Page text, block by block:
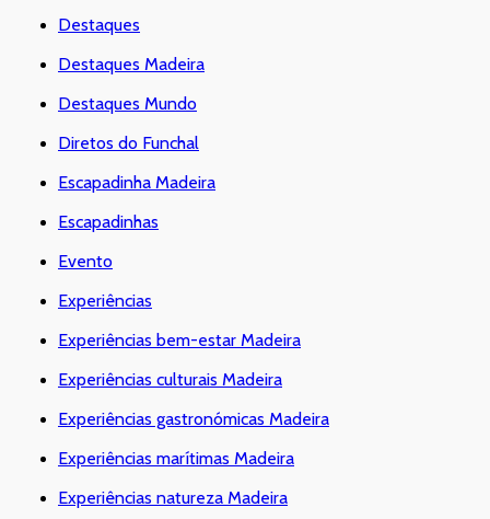
Destaques
Destaques Madeira
Destaques Mundo
Diretos do Funchal
Escapadinha Madeira
Escapadinhas
Evento
Experiências
Experiências bem-estar Madeira
Experiências culturais Madeira
Experiências gastronómicas Madeira
Experiências marítimas Madeira
Experiências natureza Madeira